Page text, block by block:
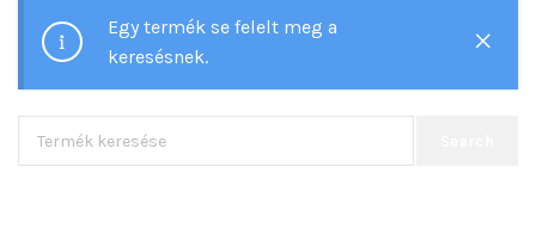
Egy termék se felelt meg a
keresésnek.